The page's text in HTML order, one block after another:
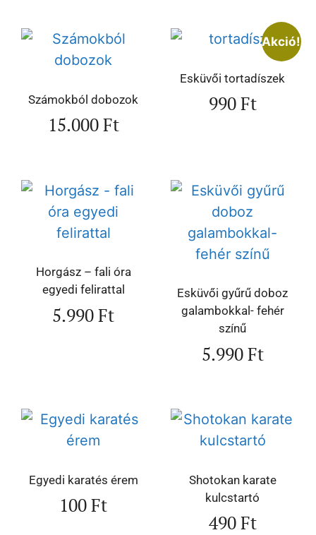
Számokból dobozok
15.000Ft
Akció!
Esküvői tortadíszek
990Ft
Horgász – fali óra
egyedi felirattal
5.990Ft
Esküvői gyűrű doboz
galambokkal- fehér
színű
5.990Ft
Egyedi karatés érem
100Ft
Shotokan karate
kulcstartó
490Ft